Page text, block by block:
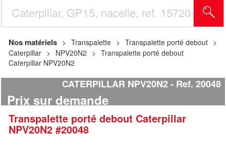
Nos matériels Transpalette
Transpalette porté debout
Caterpillar
NPV20N2
Transpalette porté debout
Caterpillar NPV20N2
CATERPILLAR NPV20N2 Ref. 20048
Prix sur demande
Transpalette porté debout Caterpillar
NPV20N2 #20048